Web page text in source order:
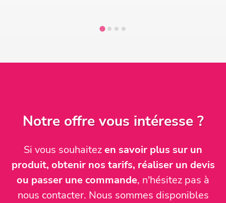
Notre offre vous intéresse ?
Si vous souhaitezen savoir plus sur un
produit, obtenir nos tarifs, réaliser un devis
ou passer une commande, n'hésitez pas à
nous contacter. Nous sommes disponibles